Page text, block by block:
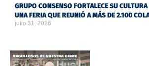
GRUPO CONSENSO FORTALECE SU
UNA FERIA QUE REUNIÓ A MÁS DE 2.100
julio 31, 2026